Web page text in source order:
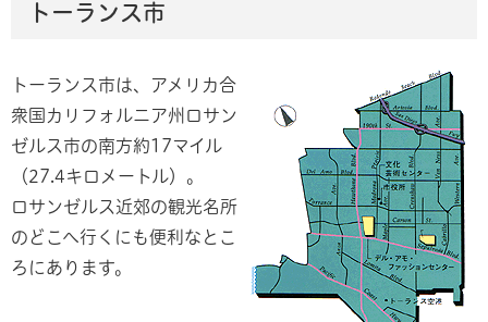
トーランス市
トーランス市は、アメリカ合
衆国カリフォルニア州ロサン
ゼルス市の南方約17マイル
（27.4キロメートル）。
ロサンゼルス近郊の観光名所
のどこへ行くにも便利なとこ
ろにあります。